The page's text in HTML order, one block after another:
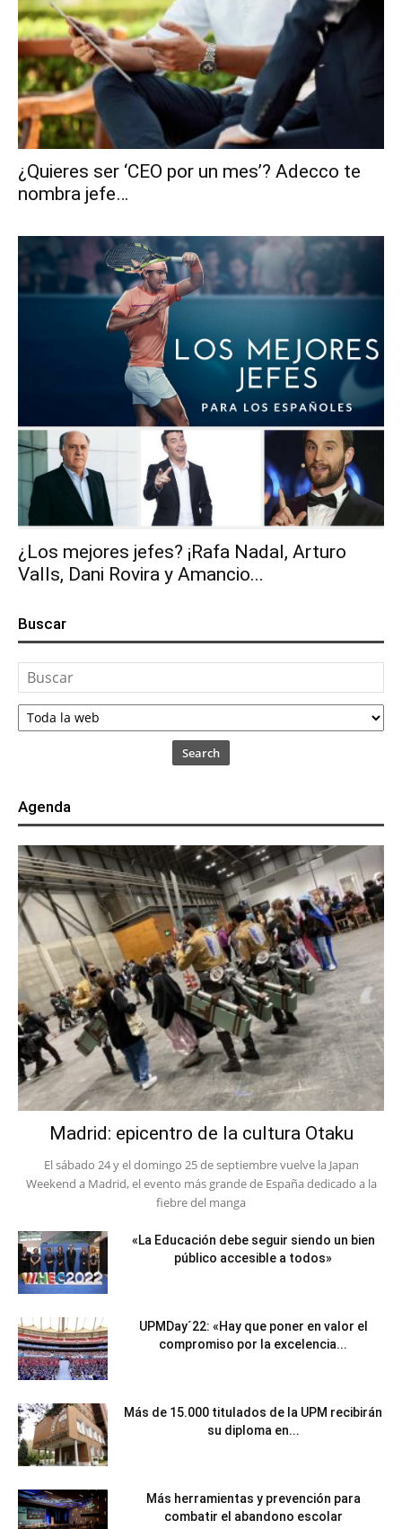
¿Quieres ser ‘CEO por un mes’? Adecco te
nombra jefe…
¿Los mejores jefes? ¡Rafa Nadal, Arturo
Valls, Dani Rovira y Amancio...
Buscar
Search
Agenda
Madrid: epicentro de la cultura Otaku
El sábado 24 y el domingo 25 de septiembre vuelve la Japan
Weekend a Madrid, el evento más grande de España dedicado a la
fiebre del manga
«La Educación debe seguir siendo un bien
público accesible a todos»
UPMDay´22: «Hay que poner en valor el
compromiso por la excelencia...
Más de 15.000 titulados de la UPM recibirán
su diploma en...
Más herramientas y prevención para
combatir el abandono escolar